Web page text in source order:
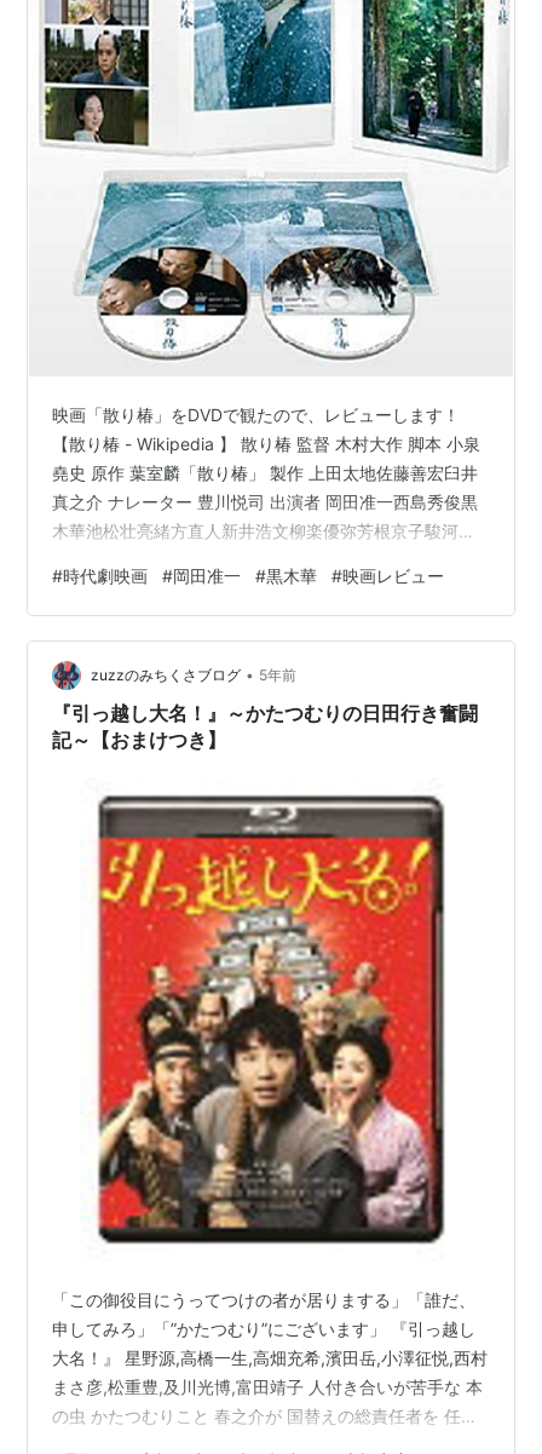
映画「散り椿」をDVDで観たので、レビューします！
【散り椿 - Wikipedia 】 散り椿 監督 木村大作 脚本 小泉
堯史 原作 葉室麟「散り椿」 製作 上田太地佐藤善宏臼井
真之介 ナレーター 豊川悦司 出演者 岡田准一西島秀俊黒
木華池松壮亮緒方直人新井浩文柳楽優弥芳根京子駿河太
隆 撮影 木村大作 編集 菊池智美 制作会社 東宝映画ドラゴ
ンフライエンタテインメント 製作会社 「散り椿」製作委
員会 配給 東宝 公開 2018年9月28日 上映時間 111分 製作
国 日本 言語 日本語 興行収入 8.1億円[7] 【映画「散り
椿」：内容紹…
#時代劇映画 #岡田准一 #黒木華 #映画レビュー
zuzzのみちくさブログ • 5年前
『引っ越し大名！』～かたつむりの日田行き奮闘
記～【おまけつき】
「この御役目にうってつけの者が居りまする」「誰だ、
申してみろ」「”かたつむり”にございます」 『引っ越し
大名！』 星野源,高橋一生,高畑充希,濱田岳,小澤征悦,西村
まさ彦,松重豊,及川光博,富田靖子 人付き合いが苦手な 本
の虫 かたつむりこと 春之介が 国替えの総責任者を 任さ